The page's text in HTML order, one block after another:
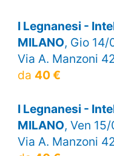
I Legnanesi -
MILANO, Gio 14/
Via A. Manzoni
da 40 €
I Legnanesi -
MILANO, Ven
Via A. Manzoni